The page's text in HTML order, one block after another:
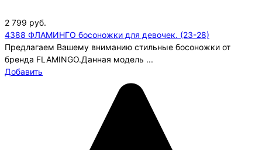
2 799 руб.
4388 ФЛАМИНГО босоножки для девочек. (23-28)
Предлагаем Вашему вниманию стильные босоножки от
бренда FLAMINGO.Данная модель ...
Добавить